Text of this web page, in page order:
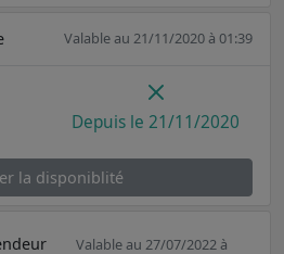
Valable au 21/11/2020 à 01:39
Depuis le 21/11/2020
la disponiblité
Valable au 27/07/2022 à